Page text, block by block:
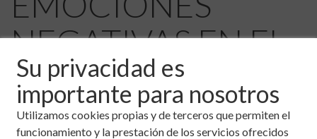
Su privacidad es
importante para nosotros
Utilizamos cookies propias y de terceros que permiten el
funcionamiento y la prestación de los servicios ofrecidos
NEGATIVAS EN EL
TRATAMIENTO DE
DIABETICOS